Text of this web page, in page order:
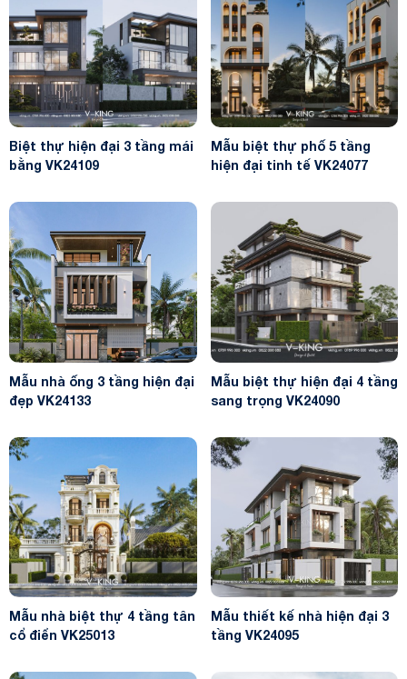
Biệt thự hiện đại 3 tầng mái
bằng VK24109
Mẫu biệt thự phố 5 tầng
hiện đại tinh tế VK24077
Mẫu nhà ống 3 tầng hiện đại
đẹp VK24133
Mẫu biệt thự hiện đại 4 tầng
sang trọng VK24090
Mẫu nhà biệt thự 4 tầng tân
cổ điển VK25013
Mẫu thiết kế nhà hiện đại 3
tầng VK24095